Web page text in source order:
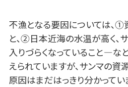
不漁となる要因については、①
と、②日本近海の水温が高く、
入りづらくなっていること―な
えられていますが、サンマの
原因はまだはっきり分かってい